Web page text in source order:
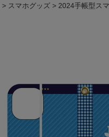
スマホグッズ 2024手帳型ス